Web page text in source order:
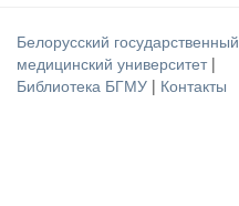
Белорусский государственный
медицинский университет |
Библиотека БГМУ | Контакты